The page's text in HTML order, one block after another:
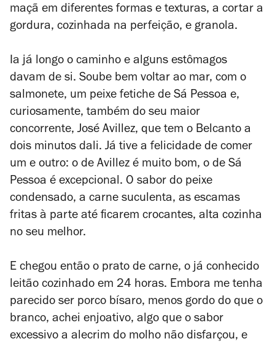
maçã em diferentes formas e texturas, a cortar a
gordura, cozinhada na perfeição, e granola.
Ia já longo o caminho e alguns estômagos
davam de si. Soube bem voltar ao mar, com o
salmonete, um peixe fetiche de Sá Pessoa e,
curiosamente, também do seu maior
concorrente, José Avillez, que tem o Belcanto a
dois minutos dali. Já tive a felicidade de comer
um e outro: o de Avillez é muito bom, o de Sá
Pessoa é excepcional. O sabor do peixe
condensado, a carne suculenta, as escamas
fritas à parte até ficarem crocantes, alta cozinha
no seu melhor.
E chegou então o prato de carne, o já conhecido
leitão cozinhado em 24 horas. Embora me tenha
parecido ser porco bísaro, menos gordo do que o
branco, achei enjoativo, algo que o sabor
excessivo a alecrim do molho não disfarçou, e